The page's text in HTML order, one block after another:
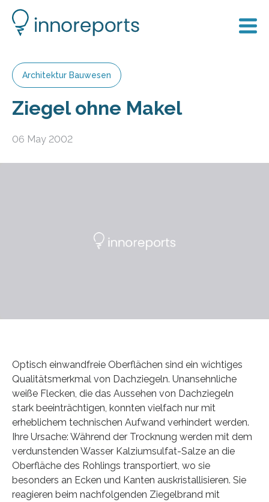
Architektur Bauwesen
Ziegel ohne Makel
06 May 2002
Optisch einwandfreie Oberflächen sind ein wichtiges
Qualitätsmerkmal von Dachziegeln. Unansehnliche
weiße Flecken, die das Aussehen von Dachziegeln
stark beeinträchtigen, konnten vielfach nur mit
erheblichem technischen Aufwand verhindert werden.
Ihre Ursache: Während der Trocknung werden mit dem
verdunstenden Wasser Kalziumsulfat-Salze an die
Oberfläche des Rohlings transportiert, wo sie
besonders an Ecken und Kanten auskristallisieren. Sie
reagieren beim nachfolgenden Ziegelbrand mit